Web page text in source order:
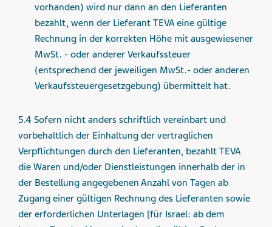
vorhanden) wird nur dann an den Lieferanten
bezahlt, wenn der Lieferant TEVA eine gültige
Rechnung in der korrekten Höhe mit ausgewiesener
MwSt. - oder anderer Verkaufssteuer
(entsprechend der jeweiligen MwSt.- oder anderen
Verkaufssteuergesetzgebung) übermittelt hat.
5.4 Sofern nicht anders schriftlich vereinbart und
vorbehaltlich der Einhaltung der vertraglichen
Verpflichtungen durch den Lieferanten, bezahlt TEVA
die Waren und/oder Dienstleistungen innerhalb der in
der Bestellung angegebenen Anzahl von Tagen ab
Zugang einer gültigen Rechnung des Lieferanten sowie
der erforderlichen Unterlagen [für Israel: ab dem